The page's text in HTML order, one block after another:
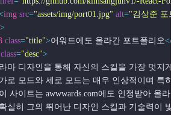
img src="assets/img/port01.jpg" alt="김상준 포트
>
class="title">어워드에도 올라간 포트폴리오</
class="desc">
라마 디자인을 통해 자신의 스킬을 가장 멋지
가로 모드와 세로 모드는 매우 인상적이며
이 사이트는 awwwards.com에도 인정받아 올
확실히 그의 뛰어난 디자인 스킬과 기술력이